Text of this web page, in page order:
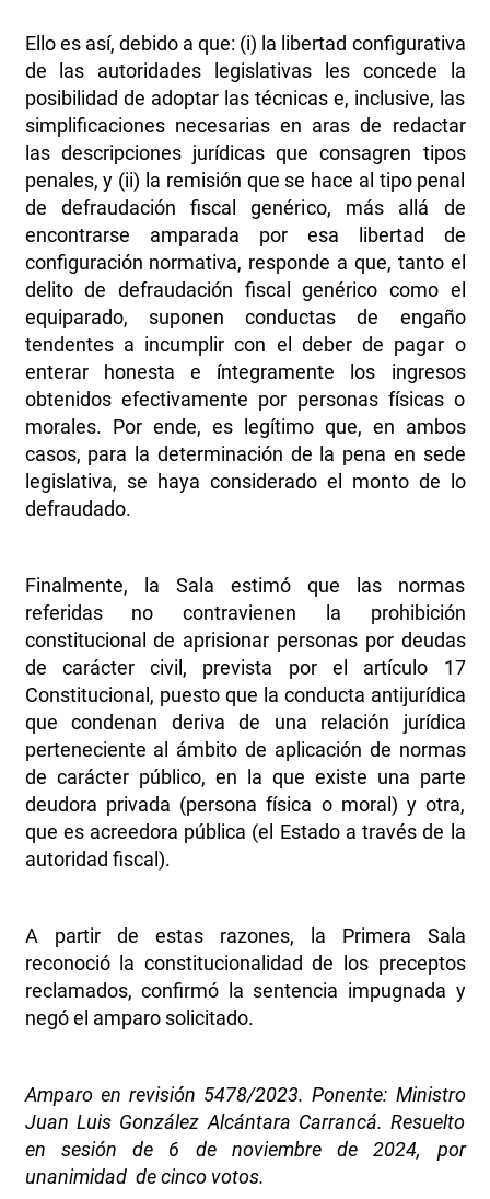
Ello es así, debido a que: (i) la libertad configurativa
de las autoridades legislativas les concede la
posibilidad de adoptar las técnicas e, inclusive, las
simplificaciones necesarias en aras de redactar
las descripciones jurídicas que consagren tipos
penales, y (ii) la remisión que se hace al tipo penal
de defraudación fiscal genérico, más allá de
encontrarse amparada por esa libertad de
configuración normativa, responde a que, tanto el
delito de defraudación fiscal genérico como el
equiparado, suponen conductas de engaño
tendentes a incumplir con el deber de pagar o
enterar honesta e íntegramente los ingresos
obtenidos efectivamente por personas físicas o
morales. Por ende, es legítimo que, en ambos
casos, para la determinación de la pena en sede
legislativa, se haya considerado el monto de lo
defraudado.
Finalmente, la Sala estimó que las normas
referidas no contravienen la prohibición
constitucional de aprisionar personas por deudas
de carácter civil, prevista por el artículo 17
Constitucional, puesto que la conducta antijurídica
que condenan deriva de una relación jurídica
perteneciente al ámbito de aplicación de normas
de carácter público, en la que existe una parte
deudora privada (persona física o moral) y otra,
que es acreedora pública (el Estado a través de la
autoridad fiscal).
A partir de estas razones, la Primera Sala
reconoció la constitucionalidad de los preceptos
reclamados, confirmó la sentencia impugnada y
negó el amparo solicitado.
Amparo en revisión 5478/2023. Ponente: Ministro
Juan Luis González Alcántara Carrancá. Resuelto
en sesión de 6 de noviembre de 2024, por
unanimidad de cinco votos.